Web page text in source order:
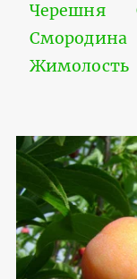
Черешня
Смородина
Жимолость